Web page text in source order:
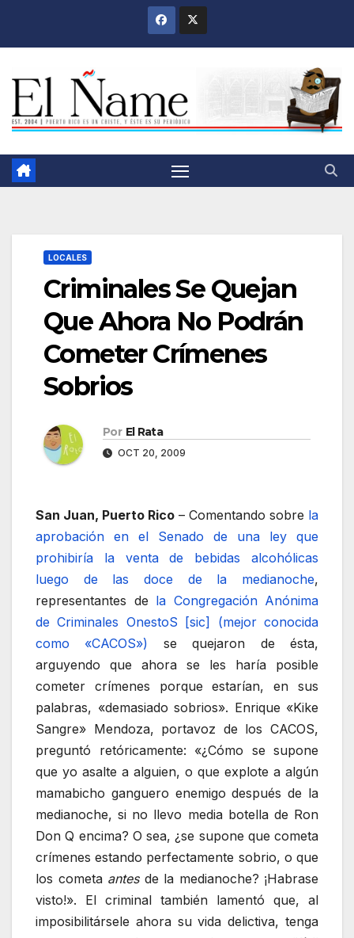
LOCALES
Criminales Se Quejan
Que Ahora No Podrán
Cometer Crímenes
Sobrios
Por El Rata
OCT 20, 2009
San Juan, Puerto Rico – Comentando sobre la
aprobación en el Senado de una ley que
prohibiría la venta de bebidas alcohólicas
luego de las doce de la medianoche,
representantes de la Congregación Anónima
de Criminales OnestoS [sic] (mejor conocida
como «CACOS») se quejaron de ésta,
arguyendo que ahora se les haría posible
cometer crímenes porque estarían, en sus
palabras, «demasiado sobrios». Enrique «Kike
Sangre» Mendoza, portavoz de los CACOS,
preguntó retóricamente: «¿Cómo se supone
que yo asalte a alguien, o que explote a algún
mamabicho ganguero enemigo después de la
medianoche, si no llevo media botella de Ron
Don Q encima? O sea, ¿se supone que cometa
crímenes estando perfectamente sobrio, o que
los cometa antesde la medianoche? ¡Habrase
visto!». El criminal también lamentó que, al
imposibilitársele ahora su vida delictiva, tenga